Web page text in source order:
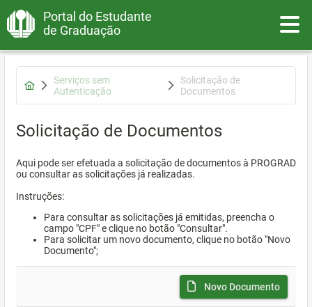
Portal do Estudante
de Graduação
Serviços sem
Autenticação
Solicitação de
Documentos
Solicitação de Documentos
Aqui pode ser efetuada a solicitação de documentos à PROGRAD
ou consultar as solicitações já realizadas.
Instruções:
Para consultar as solicitações já emitidas, preencha o
campo "CPF" e clique no botão "Consultar".
Para solicitar um novo documento, clique no botão "Novo
Documento";
Novo Documento